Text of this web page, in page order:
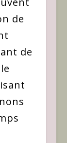
de
de